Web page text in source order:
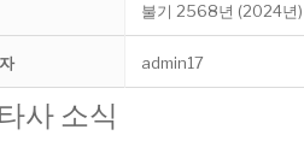
불기 2568년 (2024년)
admin17
사 소식